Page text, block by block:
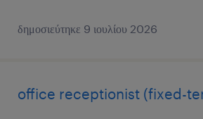
δημοσιεύτηκε 9 ιουλίου 2026
office receptionist (fixed-